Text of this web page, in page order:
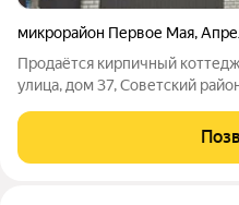
микрорайон Первое Мая,
Продаётся кирпичный
улица, дом 37, Советский
площадь дома составляет 254